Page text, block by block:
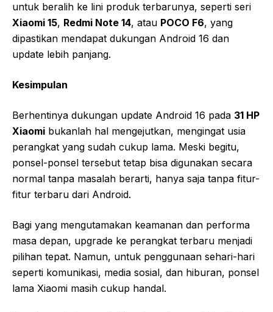
untuk beralih ke lini produk terbarunya, seperti seri
Xiaomi 15, Redmi Note 14, atau POCO F6, yang
dipastikan mendapat dukungan Android 16 dan
update lebih panjang.
Kesimpulan
Berhentinya dukungan update Android 16 pada 31 HP
Xiaomi bukanlah hal mengejutkan, mengingat usia
perangkat yang sudah cukup lama. Meski begitu,
ponsel-ponsel tersebut tetap bisa digunakan secara
normal tanpa masalah berarti, hanya saja tanpa fitur-
fitur terbaru dari Android.
Bagi yang mengutamakan keamanan dan performa
masa depan, upgrade ke perangkat terbaru menjadi
pilihan tepat. Namun, untuk penggunaan sehari-hari
seperti komunikasi, media sosial, dan hiburan, ponsel
lama Xiaomi masih cukup handal.